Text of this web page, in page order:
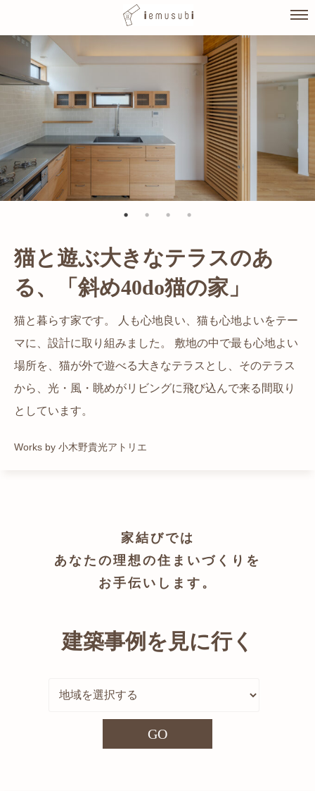
Skip
content
猫と遊ぶ大きなテラスのあ
る、「斜め40do猫の家」
猫と暮らす家です。 人も心地良い、猫も心地よいをテー
マに、設計に取り組みました。 敷地の中で最も心地よい
場所を、猫が外で遊べる大きなテラスとし、そのテラス
から、光・風・眺めがリビングに飛び込んで来る間取り
としています。
Works by 小木野貴光アトリエ
光が溢れ、広がりある空間の
家
都心でありながらも緑の多いエリアです。 その緑の借景
も取り入れること、窓の配置を工夫することで、光を取
り入れながらも、カーテンを閉じずに生活できる様設計
しています。
自然の中の岩山を切り開いて造った、ワイルドなゲスト
ハウスをイメージした空間が広がる都市型住宅です。
かつての機織り工場が、その趣を残しつつ孫世帯の住居
へと蘇りました。
家結びでは
あなたの理想の住まいづくりを
お手伝いします。
建築事例を見に行く
GO